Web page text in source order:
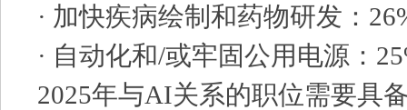
· 加快疾病绘制和药物研发：
· 自动化和/或牢固公用电源：
2025年与AI关系的职位需要具